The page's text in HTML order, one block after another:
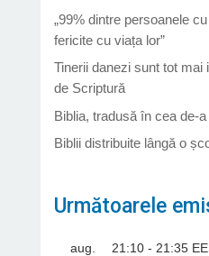
„99% dintre persoanele
fericite cu viața lor”
Tinerii danezi sunt tot
de Scriptură
Biblia, tradusă în cea de-
Biblii distribuite lângă o
Următoarele
aug.
21:10- 21:35